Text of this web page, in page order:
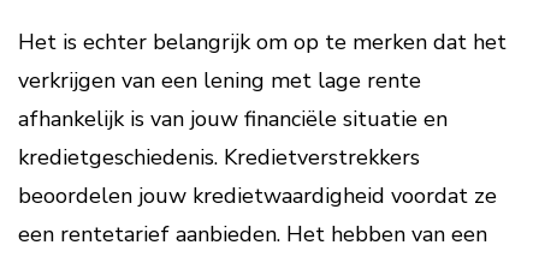
Het is echter belangrijk om op te merken dat het
verkrijgen van een lening met lage rente
afhankelijk is van jouw financiële situatie en
kredietgeschiedenis. Kredietverstrekkers
beoordelen jouw kredietwaardigheid voordat ze
een rentetarief aanbieden. Het hebben van een